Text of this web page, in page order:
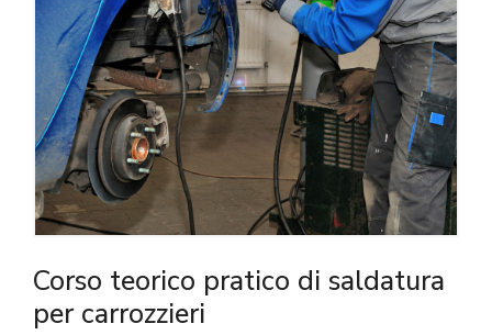
Corso teorico pratico di saldatura
per carrozzieri